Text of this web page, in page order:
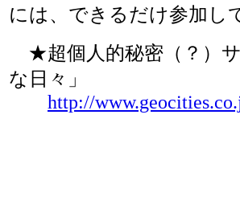
には、できるだけ参加し
★超個人的秘密（？）
な日々」
http://